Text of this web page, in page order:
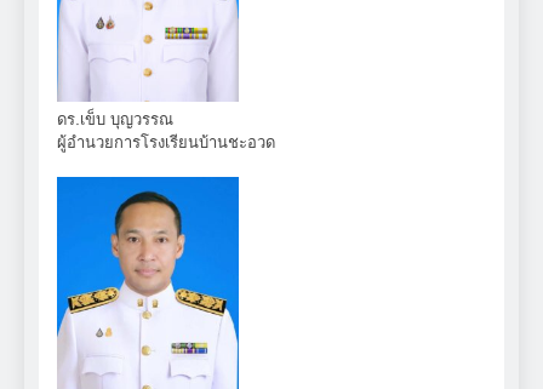
ดร.เข็บ บุญวรรณ
ผู้อำนวยการโรงเรียนบ้านชะอวด